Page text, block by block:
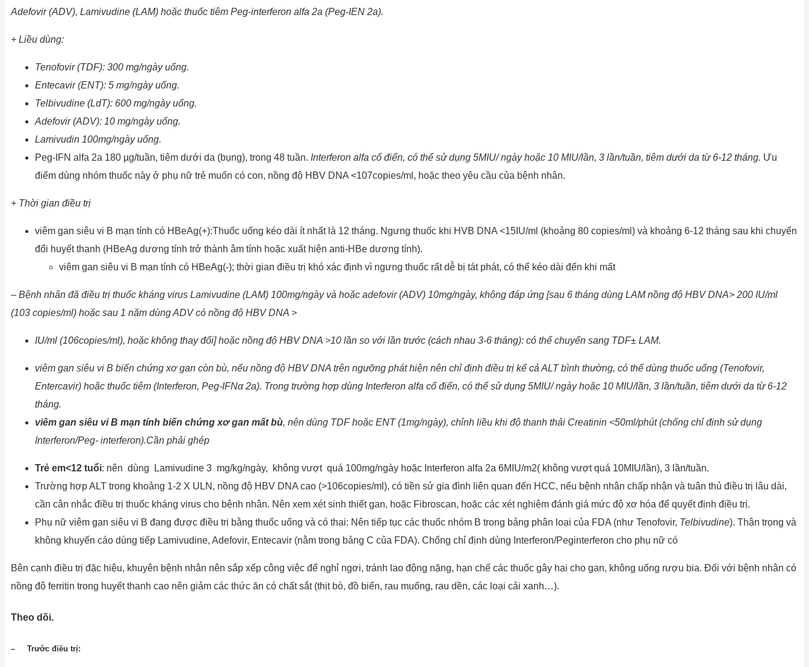
Adefovir (ADV), Lamivudine (LAM) hoặc thuốc tiêm Peg-interferon alfa 2a (Peg-IEN 2a).
+ Liều dùng:
Tenofovir (TDF): 300 mg/ngày uống.
Entecavir (ENT): 5 mg/ngày uống.
Telbivudine (LdT): 600 mg/ngày uống.
Adefovir (ADV): 10 mg/ngày uống.
Lamivudin 100mg/ngày uống.
Peg-IFN alfa 2a 180 µg/tuần, tiêm dưới da (bụng), trong 48 tuần. Interferon alfa cổ điển, có thể sử dụng 5MIU/ ngày hoặc 10 MIU/lần, 3 lần/tuần, tiêm dưới da từ 6-12 tháng. Ưu
điểm dùng nhóm thuốc này ở phụ nữ trẻ muốn có con, nồng độ HBV DNA <107copies/ml, hoặc theo yêu cầu của bệnh nhân.
+ Thời gian điều trị
viêm gan siêu vi B mạn tính có HBeAg(+):Thuốc uống kéo dài ít nhất là 12 tháng. Ngưng thuốc khi HVB DNA <15IU/ml (khoảng 80 copies/ml) và khoảng 6-12 tháng sau khi chuyển
đổi huyết thanh (HBeAg dương tính trở thành âm tính hoặc xuất hiện anti-HBe dương tính).
viêm gan siêu vi B mạn tính có HBeAg(-); thời gian điều trị khó xác định vì ngưng thuốc rất dễ bị tát phát, có thể kéo dài đến khi mất
– Bệnh nhân đã điều trị thuốc kháng virus Lamivudine (LAM) 100mg/ngày và hoặc adefovir (ADV) 10mg/ngày, không đáp ứng [sau 6 tháng dùng LAM nồng độ HBV DNA> 200 IU/ml
(103 copies/ml) hoặc sau 1 năm dùng ADV có nồng độ HBV DNA >
IU/ml (106copies/ml), hoặc không thay đổi] hoặc nồng độ HBV DNA >10 lần so với lần trước (cách nhau 3-6 tháng): có thể chuyển sang TDF± LAM.
viêm gan siêu vi B biến chứng xơ gan còn bù, nếu nồng độ HBV DNA trên ngưỡng phát hiện nên chỉ định điều trị kể cả ALT bình thường, có thể dùng thuốc uống (Tenofovir,
Entercavir) hoặc thuốc tiêm (Interferon, Peg-IFNα 2a). Trong trường hợp dùng Interferon alfa cổ điển, có thể sử dụng 5MIU/ ngày hoặc 10 MIU/lần, 3 lần/tuần, tiêm dưới da từ 6-12
tháng.
viêm gan siêu vi B mạn tính biến chứng xơ gan mất bù, nên dùng TDF hoặc ENT (1mg/ngày), chỉnh liều khi độ thanh thải Creatinin <50ml/phút (chống chỉ định sử dụng
Interferon/Peg- interferon).Cần phải ghép
Trẻ em<12 tuổi: nên dùng Lamivudine 3 mg/kg/ngày, không vượt quá 100mg/ngày hoặc Interferon alfa 2a 6MIU/m2( không vượt quá 10MIU/lần), 3 lần/tuần.
Trường hợp ALT trong khoảng 1-2 X ULN, nồng độ HBV DNA cao (>106copies/ml), có tiền sử gia đình liên quan đến HCC, nếu bệnh nhân chấp nhận và tuân thủ điều trị lâu dài,
cần cân nhắc điều trị thuốc kháng virus cho bệnh nhân. Nên xem xét sinh thiết gan, hoặc Fibroscan, hoặc các xét nghiệm đánh giá mức độ xơ hóa để quyết định điều trị.
Phụ nữ viêm gan siêu vi B đang được điều trị bằng thuốc uống và có thai: Nên tiếp tục các thuốc nhóm B trong bảng phân loại của FDA (như Tenofovir, Telbivudine). Thận trọng và
không khuyến cáo dùng tiếp Lamivudine, Adefovir, Entecavir (nằm trong bảng C của FDA). Chống chỉ định dùng Interferon/Peginterferon cho phụ nữ có
Bên cạnh điều trị đặc hiệu, khuyên bệnh nhân nên sắp xếp công việc để nghỉ ngơi, tránh lao động nặng, hạn chế các thuốc gây hại cho gan, không uống rượu bia. Đối với bệnh nhân có
nồng độ ferritin trong huyết thanh cao nên giảm các thức ăn có chất sắt (thịt bò, đồ biển, rau muống, rau dền, các loại cải xanh…).
Theo dõi.
– Trước điều trị: